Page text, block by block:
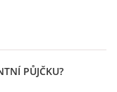
PŮJČKU?